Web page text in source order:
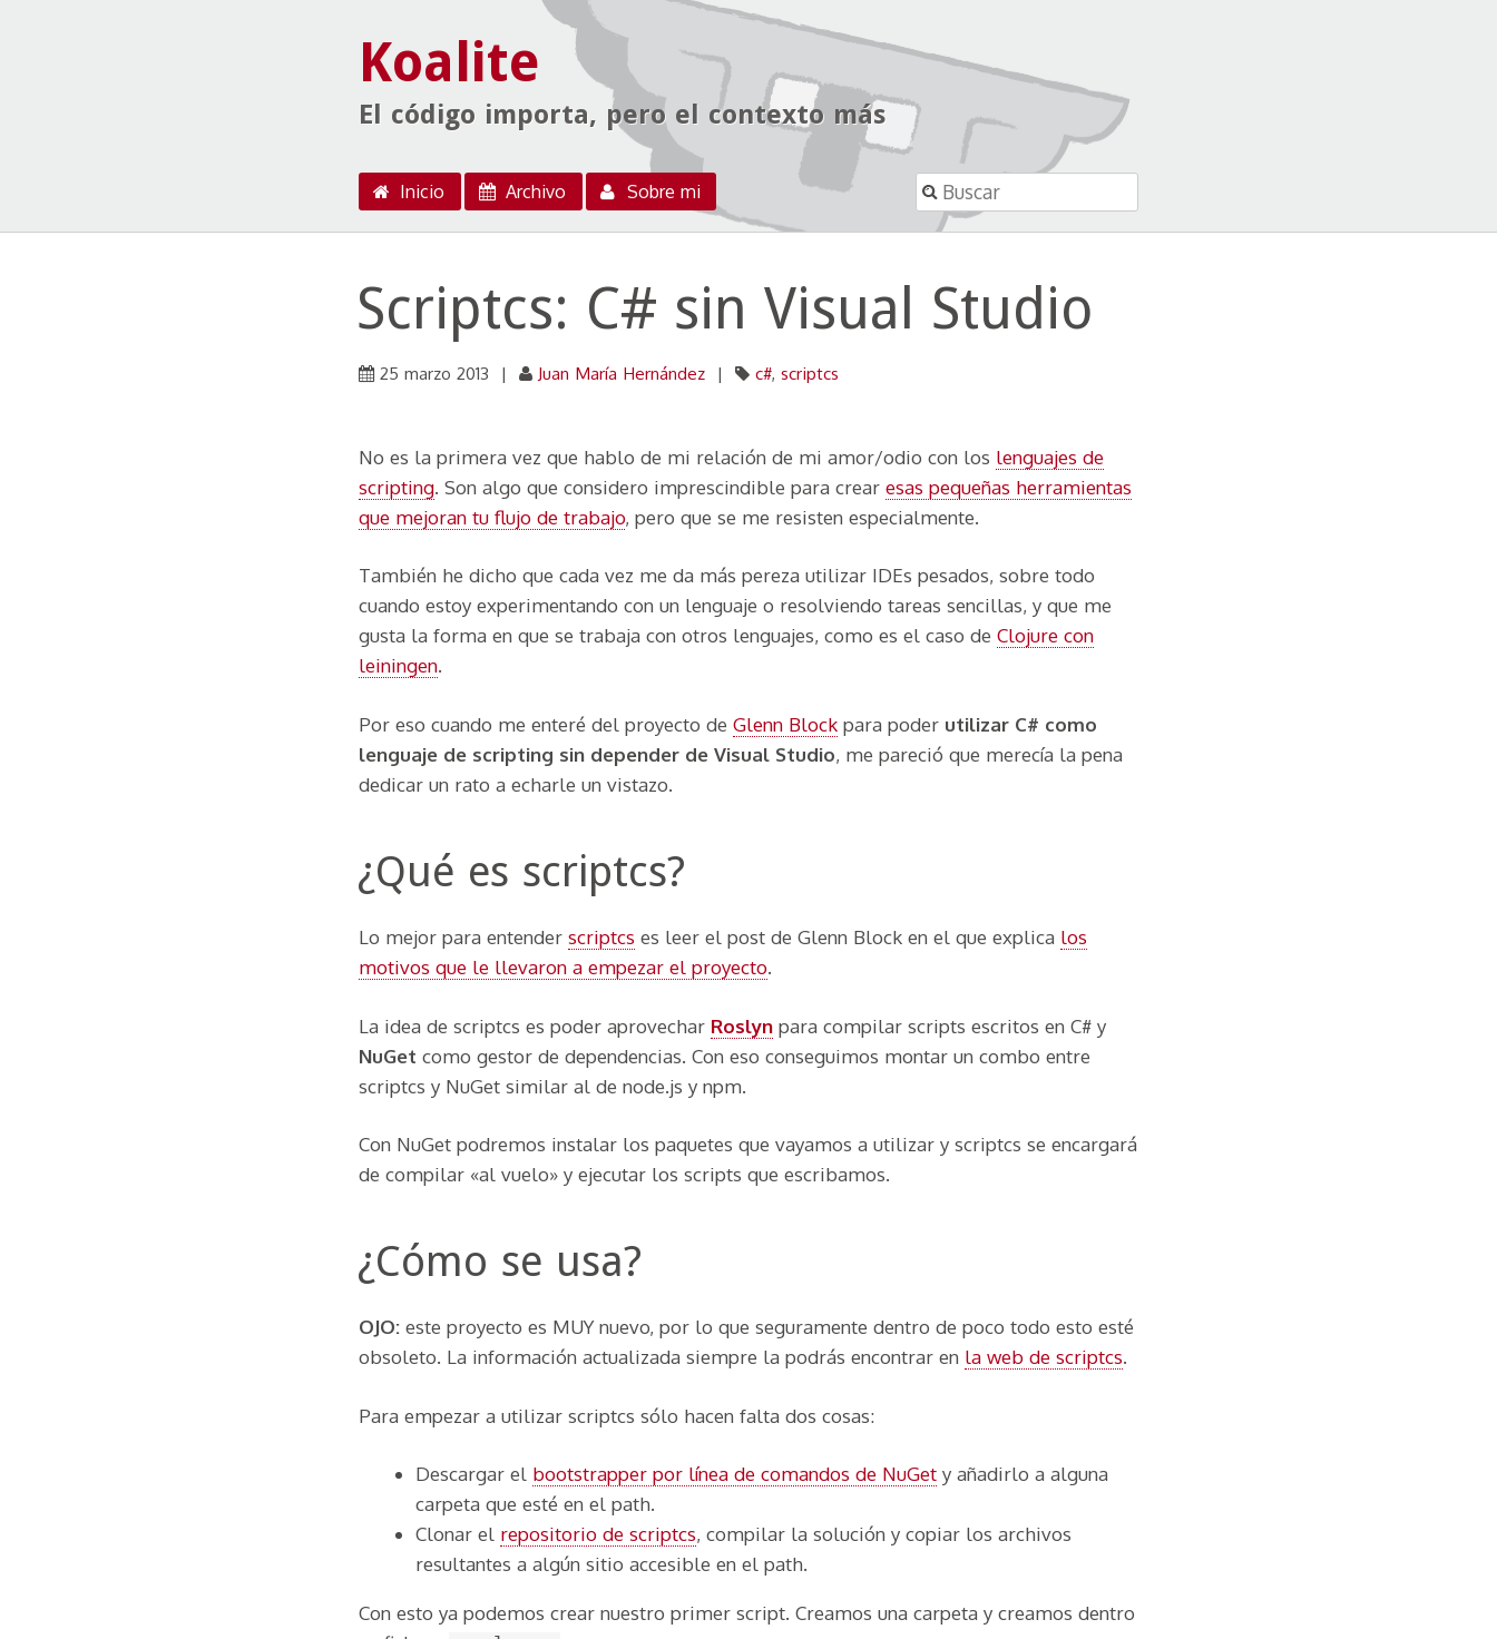
Koalite
El código importa, pero el contexto más
Menú
Ir al contenido
Inicio Archivo Sobre mi Buscar
Scriptcs: C# sin Visual Studio
25 marzo 2013 | Juan María Hernández | c#, scriptcs
No es la primera vez que hablo de mi relación de mi amor/odio con los lenguajes de
scripting. Son algo que considero imprescindible para crear esas pequeñas herramientas
que mejoran tu flujo de trabajo, pero que se me resisten especialmente.
También he dicho que cada vez me da más pereza utilizar IDEs pesados, sobre todo
cuando estoy experimentando con un lenguaje o resolviendo tareas sencillas, y que me
gusta la forma en que se trabaja con otros lenguajes, como es el caso de Clojure con
leiningen.
Por eso cuando me enteré del proyecto de Glenn Block para poder utilizar C# como
lenguaje de scripting sin depender de Visual Studio, me pareció que merecía la pena
dedicar un rato a echarle un vistazo.
¿Qué es scriptcs?
Lo mejor para entender scriptcs es leer el post de Glenn Block en el que explica los
motivos que le llevaron a empezar el proyecto.
La idea de scriptcs es poder aprovechar Roslyn para compilar scripts escritos en C# y
NuGet como gestor de dependencias. Con eso conseguimos montar un combo entre
scriptcs y NuGet similar al de node.js y npm.
Con NuGet podremos instalar los paquetes que vayamos a utilizar y scriptcs se encargará
de compilar «al vuelo» y ejecutar los scripts que escribamos.
¿Cómo se usa?
OJO: este proyecto es MUY nuevo, por lo que seguramente dentro de poco todo esto esté
obsoleto. La información actualizada siempre la podrás encontrar en la web de scriptcs.
Para empezar a utilizar scriptcs sólo hacen falta dos cosas:
Descargar el bootstrapper por línea de comandos de NuGet y añadirlo a alguna
carpeta que esté en el path.
Clonar el repositorio de scriptcs, compilar la solución y copiar los archivos
resultantes a algún sitio accesible en el path.
Con esto ya podemos crear nuestro primer script. Creamos una carpeta y creamos dentro